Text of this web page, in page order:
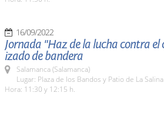
16/09/2022
Jornada "Haz de la lucha contra el
izado de bandera
Salamanca (Salamanca)
Lugar: Plaza de los Bandos y Patio de La Salina
Hora: 11:30 y 12:15 h.